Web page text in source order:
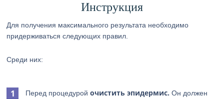
Инструкция
Для получения максимального результата необходимо
придерживаться следующих правил.
Среди них:
Перед процедуройочистить эпидермис. Он должен